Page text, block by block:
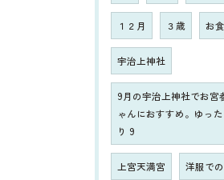
１２月 ３歳 お
宇治上神社
9月の宇治上神社でお宮
ゃんにおすすめ。ゆっ
り 9
上宮天満宮 洋服で